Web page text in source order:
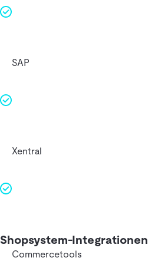
SAP
Xentral
Shopsystem-Integrationen
Commercetools